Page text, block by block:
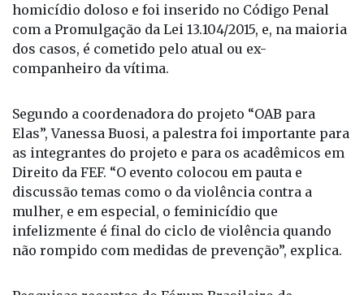
homicídio doloso e foi inserido no Código Penal
com a Promulgação da Lei 13.104/2015, e, na maioria
dos casos, é cometido pelo atual ou ex-
companheiro da vítima.
Segundo a coordenadora do projeto “OAB para
Elas”, Vanessa Buosi, a palestra foi importante para
as integrantes do projeto e para os acadêmicos em
Direito da FEF. “O evento colocou em pauta e
discussão temas como o da violência contra a
mulher, e em especial, o feminicídio que
infelizmente é final do ciclo de violência quando
não rompido com medidas de prevenção”, explica.